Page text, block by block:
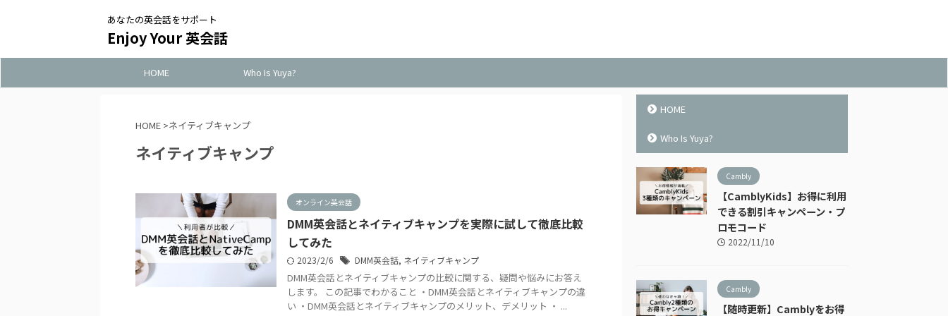
あなたの英会話をサポート
Enjoy Your 英会話
HOME Who Is Yuya?
HOME >ネイティブキャンプ
ネイティブキャンプ
オンライン英会話
DMM英会話とネイティブキャンプを実際に試して徹底比較
してみた
2023/2/6 DMM英会話, ネイティブキャンプ
DMM英会話とネイティブキャンプの比較に関する、疑問や悩みにお答え
します。 この記事でわかること ・DMM英会話とネイティブキャンプの違
い ・DMM英会話とネイティブキャンプのメリット、デメリット ・ ...
HOME
Who Is Yuya?
Cambly
【CamblyKids】お得に利用
できる割引キャンペーン・プ
ロモコード
2022/11/10
Cambly
【随時更新】Camblyをお得